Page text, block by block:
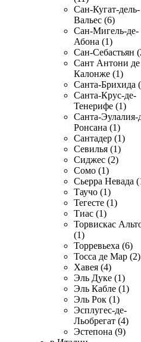
Сан-Кугат-дель-
Вальес (6)
Сан-Мигель-де-
Абона (1)
Сан-Себастьян
Сант Антони де
Калонже (1)
Санта-Брихида
Санта-Крус-де-
Тенерифе (1)
Санта-Эулалия-
Ронсана (1)
Сантадер (1)
Севилья (1)
Сиджес (2)
Сомо (1)
Сьерра Невада
Таучо (1)
Тегесте (1)
Тиас (1)
Торвискас
(1)
Торревьеха (6)
Тосса де Мар (2)
Хавея (4)
Эль Дуке (1)
Эль Кабле (1)
Эль Рок (1)
Эсплугес-де-
Льобрегат (4)
Эстепона (9)